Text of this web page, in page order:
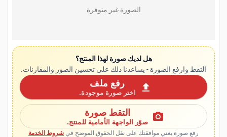
الصورة غير متوفرة
هل لديك صورة لهذا المنتج؟
التقط وارفع الصورة - يساعدنا ذلك على تحسين الصور والمقارنات.
upload رفع ملف
اختر صورة موجودة.
photo_camera التقط صورة
صوّر الواجهة الأمامية للمنتج.
رفع صورة يعني موافقتك على نقل الحقوق الموضح في شروط الخدمة